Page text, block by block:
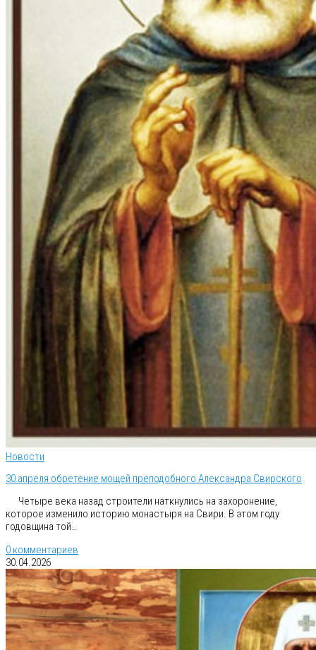
Новости
30 апреля обретение мощей преподобного Александра Свирского
Четыре века назад строители наткнулись на захоронение,
которое изменило историю монастыря на Свири. В этом году
годовщина той…
0 комментариев
30.04.2026